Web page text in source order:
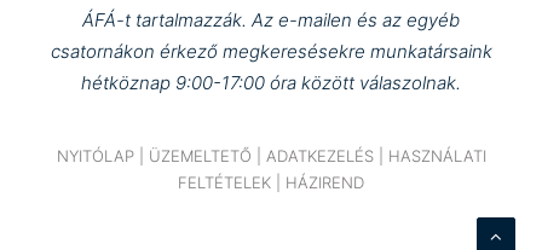
ÁFÁ-t tartalmazzák. Az e-mailen és az egyéb
csatornákon érkező megkeresésekre munkatársaink
hétköznap 9:00-17:00 óra között válaszolnak.
NYITÓLAP| ÜZEMELTETŐ ADATKEZELÉS| HASZNÁLATI
FELTÉTELEK
HÁZIREND